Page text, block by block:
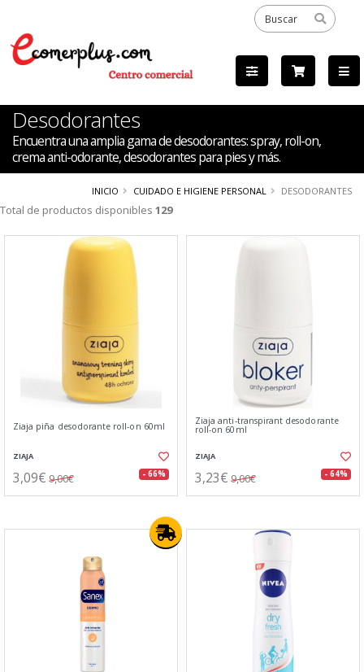
Desodorantes
Encuentra una amplia gama de desodorantes: spray, roll-on,
crema anti-odorante, desodorantes para pies y más.
INICIO CUIDADO E HIGIENE PERSONAL DESODORANTES
Total de productos disponibles 129
Ziaja piña desodorante roll-on 60ml
ZIAJA
3,09€ 9,00€ - 66%
Ziaja anti-transpirant desodorante
roll-on 60ml
ZIAJA
3,23€ 9,00€ - 64%